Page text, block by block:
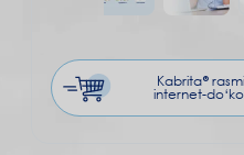
Kabrita®
internet-